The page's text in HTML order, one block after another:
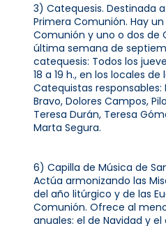
3) Catequesis. Destinada
Primera Comunión. Hay
Comunión y uno o dos de
última semana de
catequesis: Todos los
18 a 19 h., en los locales de
Catequistas responsables:
Bravo, Dolores Campos,
Teresa Durán, Teresa
Marta Segura.
6) Capilla de Música de
Actúa armonizando las
del año litúrgico y de las
Comunión. Ofrece al
anuales: el de Navidad y el